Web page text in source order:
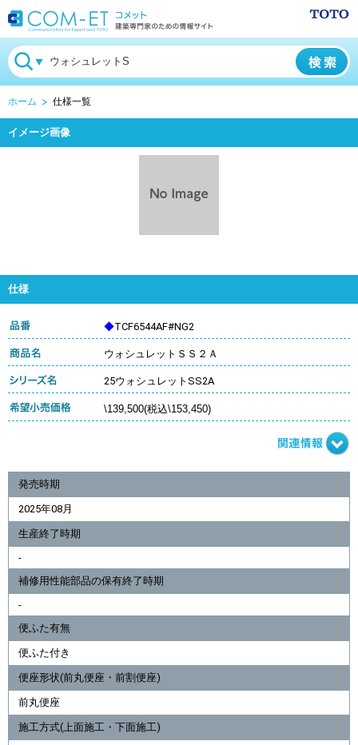
ホーム 仕様一覧
イメージ画像
仕様
◆TCF6544AF#NG2
ウォシュレットＳＳ２Ａ
25ウォシュレットSS2A
\139,500(税込\153,450)
発売時期
2025年08月
生産終了時期
-
補修用性能部品の保有終了時期
-
便ふた有無
便ふた付き
便座形状(前丸便座・前割便座)
前丸便座
施工方式(上面施工・下面施工)